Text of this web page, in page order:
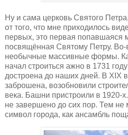
Ну и сама церковь Святого
от того, что мне приходилось
первых, это первая попавшаяся
посвящённая Святому Петру. Во-
необычные массивные формы.
начал строиться ажно в 1731
достроена до наших дней. В XIX
заброшена, возобновили
века. Башни пристроили в 1920-
не завершено до сих пор. Тем не
символ города, как ансамбль